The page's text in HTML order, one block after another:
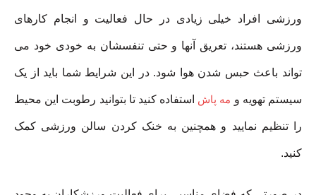
ورزشی افراد خیلی زیادی در حال فعالیت و انجام کارهای
ورزشی هستند، تعریق آنها و حتی تنفسشان به خودی خود می
تواند باعث حبس شدن هوا شود. در این شرایط شما باید از یک
سیستم تهویه و مه پاش استفاده کنید تا بتوانید رطوبت این محیط
را تنظیم نمایید و همچنین به خنک کردن سالن ورزشی کمک
کنید.